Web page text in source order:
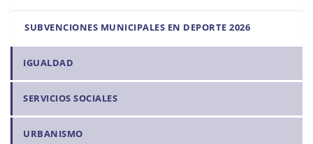
SUBVENCIONES MUNICIPALES EN DEPORTE 2026
IGUALDAD
SERVICIOS SOCIALES
URBANISMO